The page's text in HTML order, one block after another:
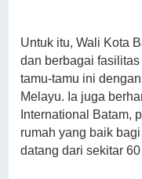
Untuk itu, Wali Kota
dan berbagai
tamu-tamu ini
Melayu. Ia juga
International Batam,
rumah yang baik
datang dari sekitar